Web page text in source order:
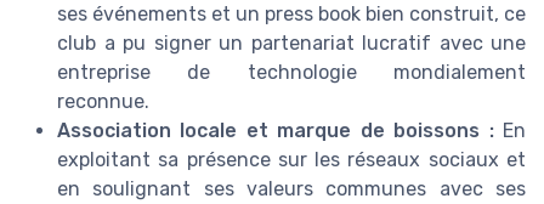
ses événements et un press book bien construit, ce
club a pu signer un partenariat lucratif avec une
entreprise de technologie mondialement
reconnue.
Association locale et marque de boissons :En
exploitant sa présence sur les réseaux sociaux et
en soulignant ses valeurs communes avec ses